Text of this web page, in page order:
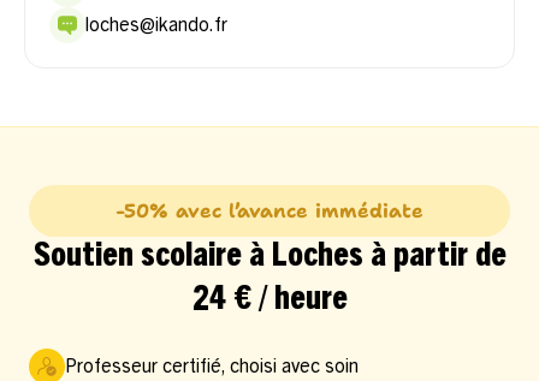
loches@ikando.fr
-50% avec l’avance immédiate
Soutien scolaire à Loches à partir de
24 € / heure
Professeur certifié, choisi avec soin